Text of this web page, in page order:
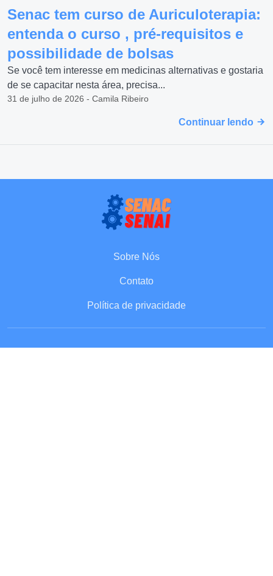
Senac tem curso de Auriculoterapia:
entenda o curso , pré-requisitos e
possibilidade de bolsas
Se você tem interesse em medicinas alternativas e gostaria
de se capacitar nesta área, precisa...
31 de julho de 2026 - Camila Ribeiro
Continuar lendo
Sobre Nós
Contato
Política de privacidade